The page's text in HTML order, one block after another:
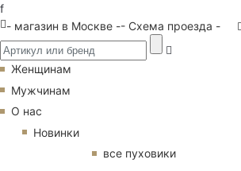
f
- магазин в Москве -- Схема проезда -
Женщинам
Мужчинам
О нас
Новинки
все пуховики